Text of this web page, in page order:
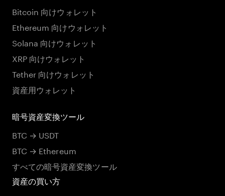
Bitcoin 向けウォレット
Ethereum 向けウォレット
Solana 向けウォレット
XRP 向けウォレット
Tether 向けウォレット
資産用ウォレット
暗号資産変換ツール
BTC → USDT
BTC → Ethereum
すべての暗号資産変換ツール
資産の買い方